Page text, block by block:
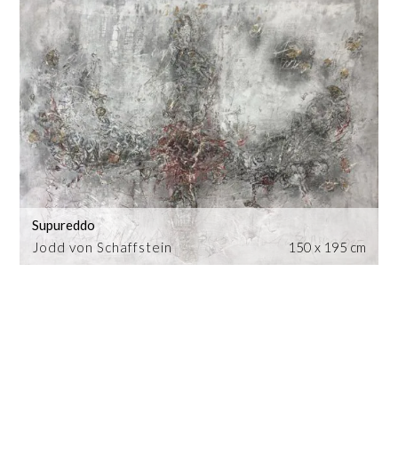
Jodd von Schaffstein
Supureddo
150 x 195 cm